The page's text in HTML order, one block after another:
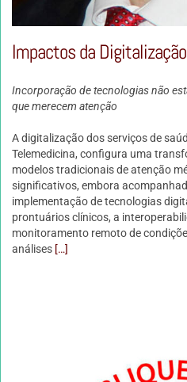
Impactos da
Incorporação de tecnologias não
que merecem atenção
A digitalização dos serviços de
Telemedicina, configura uma
modelos tradicionais de atenção
significativos, embora
implementação de tecnologias
prontuários clínicos, a
monitoramento remoto de
análises[…]